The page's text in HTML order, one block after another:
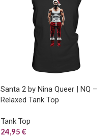
Santa 2 by Nina Queer | NQ –
Relaxed Tank Top
Tank Top
24,95 €